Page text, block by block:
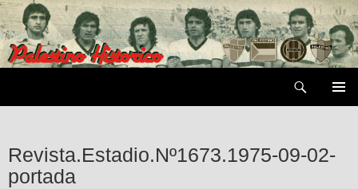
Saltar
al
contenido
Revista.Estadio.Nº1673.1975-09-02-
portada